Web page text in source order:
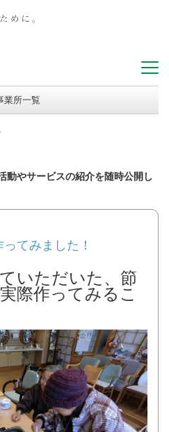
業所一覧
動やサービスの紹介を随時公開し
てみました！
いただいた、節
際作ってみるこ